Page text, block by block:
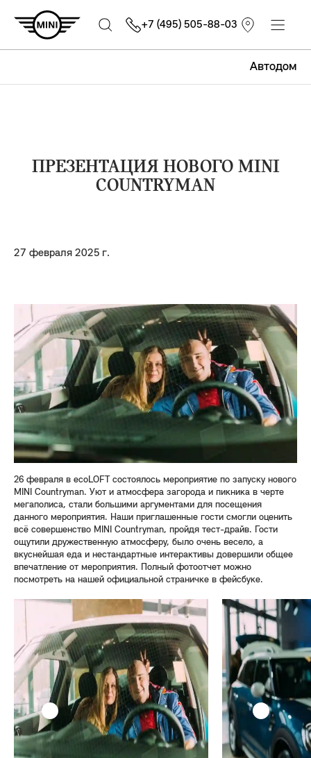
Автодом
+7 (495) 505-88-03
ПРЕЗЕНТАЦИЯ НОВОГО MINI
COUNTRYMAN
27 февраля 2025 г.
26 февраля в ecoLOFT состоялось мероприятие по запуску нового
MINI Countryman. Уют и атмосфера загорода и пикника в черте
мегаполиса, стали большими аргументами для посещения
данного мероприятия. Наши приглашенные гости смогли оценить
всё совершенство MINI Countryman, пройдя тест-драйв. Гости
ощутили дружественную атмосферу, было очень весело, а
вкуснейшая еда и нестандартные интерактивы довершили общее
впечатление от мероприятия. Полный фотоотчет можно
посмотреть на нашей официальной страничке в фейсбуке.